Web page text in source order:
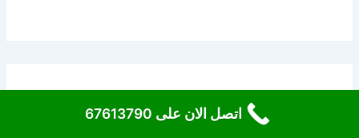
اترك تعليقاًاتصل الان على 67613790